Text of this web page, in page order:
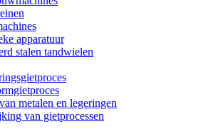
apparatuur
stalen tandwielen
metalen en legeringen
van gietprocessen